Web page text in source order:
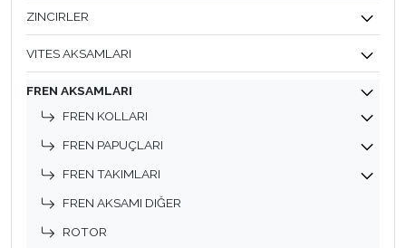
ZINCIRLER
VITES AKSAMLARI
FREN AKSAMLARI
FREN KOLLARI
FREN PAPUÇLARI
FREN TAKIMLARI
FREN AKSAMI DIĞER
ROTOR